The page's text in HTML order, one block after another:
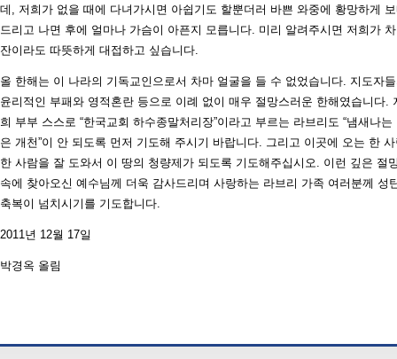
데, 저희가 없을 때에 다녀가시면 아쉽기도 할뿐더러 바쁜 와중에 황망하게
드리고 나면 후에 얼마나 가슴이 아픈지 모릅니다. 미리 알려주시면 저희가
잔이라도 따뜻하게 대접하고 싶습니다.
올 한해는 이 나라의 기독교인으로서 차마 얼굴을 들 수 없었습니다. 지도자
윤리적인 부패와 영적혼란 등으로 이례 없이 매우 절망스러운 한해였습니다.
희 부부 스스로 “한국교회 하수종말처리장”이라고 부르는 라브리도 “냄새나는
은 개천”이 안 되도록 먼저 기도해 주시기 바랍니다. 그리고 이곳에 오는 한
한 사람을 잘 도와서 이 땅의 청량제가 되도록 기도해주십시오. 이런 깊은 절
속에 찾아오신 예수님께 더욱 감사드리며 사랑하는 라브리 가족 여러분께 성
축복이 넘치시기를 기도합니다.
2011년 12월 17일
박경옥 올림